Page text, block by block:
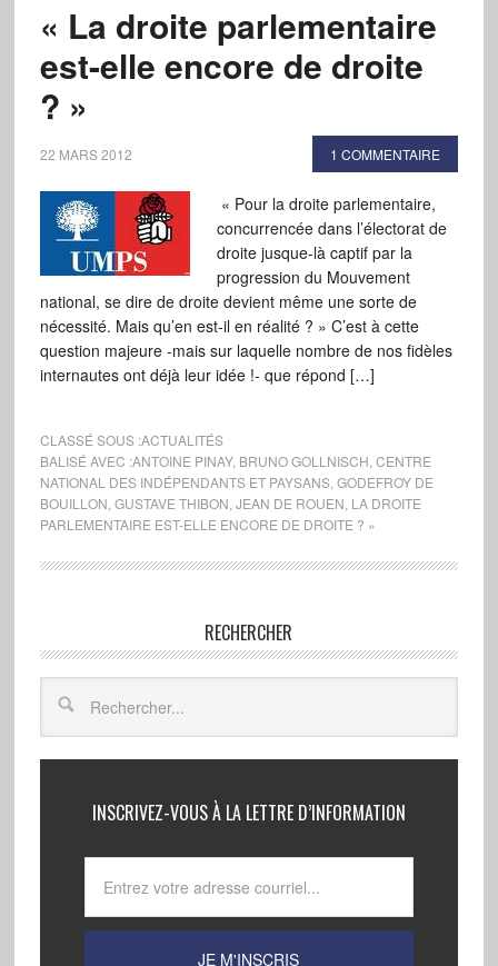
« La droite parlementaire
est-elle encore de droite
? »
22 MARS 2012 1 COMMENTAIRE
« Pour la droite parlementaire,
concurrencée dans l’électorat de
droite jusque-là captif par la
progression du Mouvement
national, se dire de droite devient même une sorte de
nécessité. Mais qu’en est-il en réalité ? » C’est à cette
question majeure -mais sur laquelle nombre de nos fidèles
internautes ont déjà leur idée !- que répond […]
CLASSÉ SOUS :ACTUALITÉS
BALISÉ AVEC :ANTOINE PINAY, BRUNO GOLLNISCH CENTRE
NATIONAL DES INDÉPENDANTS ET PAYSANS, GODEFROY DE
BOUILLON GUSTAVE THIBON JEAN DE ROUEN LA DROITE
PARLEMENTAIRE EST-ELLE ENCORE DE DROITE ? »
RECHERCHER
INSCRIVEZ-VOUS À LA LETTRE D’INFORMATION